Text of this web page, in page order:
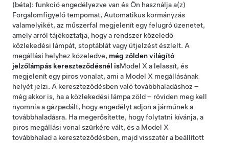
(béta): funkció engedélyezve van és Ön használja a(z)
Forgalomfigyelő tempomat, Automatikus kormányzás
valamelyikét, az műszerfal megjelenít egy felugró üzenetet,
amely arról tájékoztatja, hogy a rendszer közeledő
közlekedési lámpát, stoptáblát vagy útjelzést észlelt. A
megállási helyhez közeledve, még zölden világító
jelzőlámpás kereszteződésnél isModel X a lelassít, és
megjelenít egy piros vonalat, ami a Model X megállásának
helyét jelzi. A kereszteződésben való továbbhaladáshoz –
még akkor is, ha a közlekedési lámpa zöld – röviden meg kell
nyomnia a gázpedált, hogy engedélyt adjon a járműnek a
továbbhaladásra. Ha megerősítette, hogy folytatni kívánja, a
piros megállási vonal szürkére vált, és a Model X
továbbhalad a kereszteződésben, majd visszatér a beállított